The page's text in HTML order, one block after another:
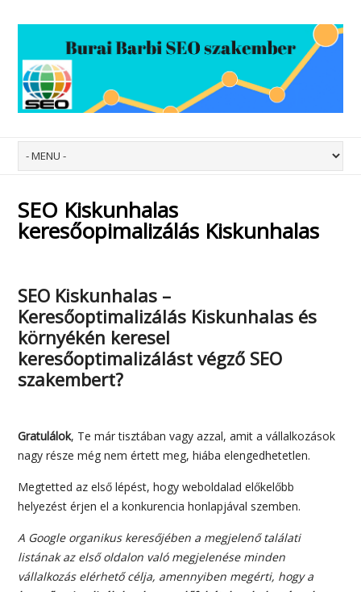
SEO Kiskunhalas
keresőopimalizálás Kiskunhalas
SEO Kiskunhalas –
Keresőoptimalizálás Kiskunhalas és
környékén keresel
keresőoptimalizálást végző SEO
szakembert?
Gratulálok, Te már tisztában vagy azzal, amit a vállalkozások
nagy része még nem értett meg, hiába elengedhetetlen.
Megtetted az első lépést, hogy weboldalad előkelőbb
helyezést érjen el a konkurencia honlapjával szemben.
A Google organikus keresőjében a megjelenő találati
listának az első oldalon való megjelenése minden
vállalkozás elérhető célja, amennyiben megérti, hogy a